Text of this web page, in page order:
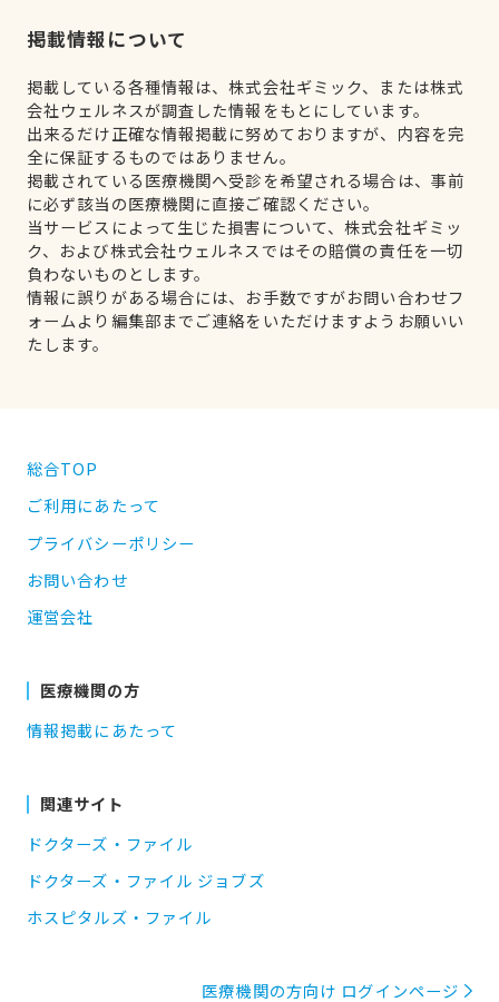
掲載情報について
掲載している各種情報は、株式会社ギミック、または株式
会社ウェルネスが調査した情報をもとにしています。
出来るだけ正確な情報掲載に努めておりますが、内容を完
全に保証するものではありません。
掲載されている医療機関へ受診を希望される場合は、事前
に必ず該当の医療機関に直接ご確認ください。
当サービスによって生じた損害について、株式会社ギミッ
ク、および株式会社ウェルネスではその賠償の責任を一切
負わないものとします。
情報に誤りがある場合には、お手数ですがお問い合わせフ
ォームより編集部までご連絡をいただけますようお願いい
たします。
総合TOP
ご利用にあたって
プライバシーポリシー
お問い合わせ
運営会社
医療機関の方
情報掲載にあたって
関連サイト
ドクターズ・ファイル
ドクターズ・ファイル ジョブズ
ホスピタルズ・ファイル
医療機関の方向け ログインページ